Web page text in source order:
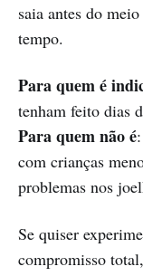
saia antes do
tempo.
Para quem é
tenham feito dias
Para quem não é
com crianças
problemas nos
Se quiser
compromisso